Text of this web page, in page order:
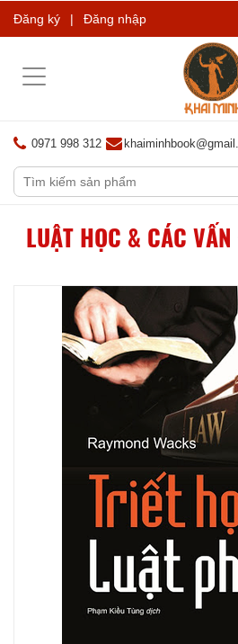
Đăng ký | Đăng nhập
Toggle
0971 998 312
LUẬT HỌC & CÁC